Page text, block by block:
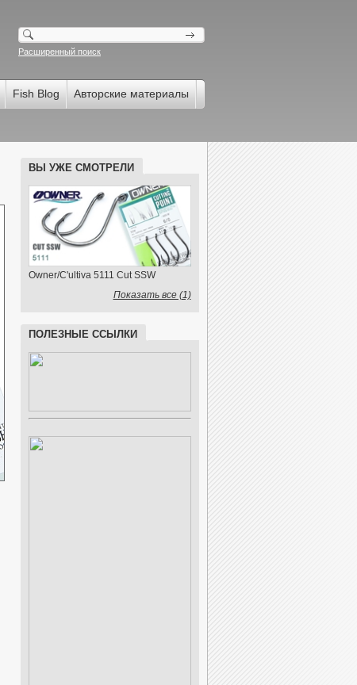
Расширенный поиск
Fish Blog Авторские материалы
ВЫ УЖЕ СМОТРЕЛИ
Owner/C'ultiva 5111 Cut SSW
Показать все (1)
ПОЛЕЗНЫЕ ССЫЛКИ